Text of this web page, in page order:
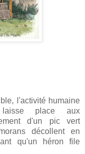
l'activité humaine
place aux
d'un pic vert
décollent en
qu'un héron file